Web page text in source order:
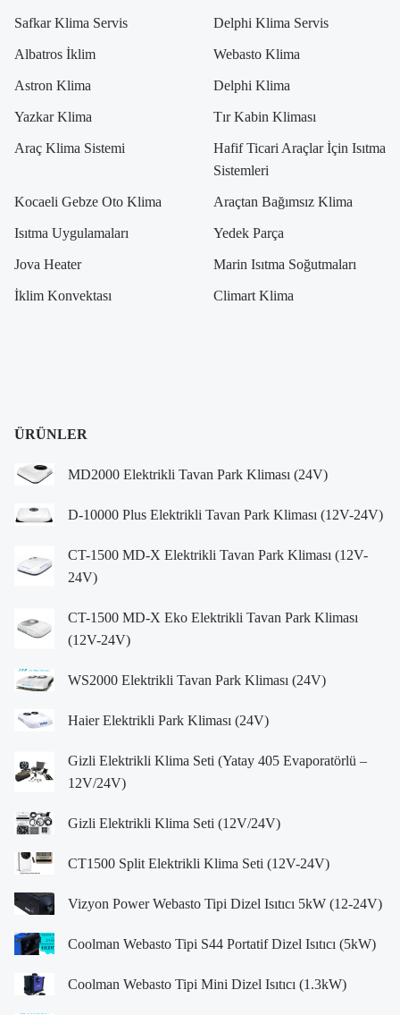
Safkar Klima Servis Delphi Klima Servis
Albatros İklim Webasto Klima
Astron Klima Delphi Klima
Yazkar Klima Tır Kabin Kliması
Araç Klima Sistemi
Hafif Ticari Araçlar İçin Isıtma
Sistemleri
Kocaeli Gebze Oto Klima Araçtan Bağımsız Klima
Isıtma Uygulamaları Yedek Parça
Jova Heater Marin Isıtma Soğutmaları
İklim Konvektası Climart Klima
ÜRÜNLER
MD2000 Elektrikli Tavan Park Kliması (24V)
D-10000 Plus Elektrikli Tavan Park Kliması (12V-24V)
CT-1500 MD-X Elektrikli Tavan Park Kliması (12V-
24V)
CT-1500 MD-X Eko Elektrikli Tavan Park Kliması
(12V-24V)
WS2000 Elektrikli Tavan Park Kliması (24V)
Haier Elektrikli Park Kliması (24V)
Gizli Elektrikli Klima Seti (Yatay 405 Evaporatörlü –
12V/24V)
Gizli Elektrikli Klima Seti (12V/24V)
CT1500 Split Elektrikli Klima Seti (12V-24V)
Vizyon Power Webasto Tipi Dizel Isıtıcı 5kW (12-24V)
Coolman Webasto Tipi S44 Portatif Dizel Isıtıcı (5kW)
Coolman Webasto Tipi Mini Dizel Isıtıcı (1.3kW)